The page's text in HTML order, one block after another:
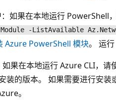
：如果在本地运行 PowerShell
-ListAvailable
Azure PowerShell 模块。 运行
如果在本地运行 Azure CLI，
装的版本。 如果需要进行安装
。